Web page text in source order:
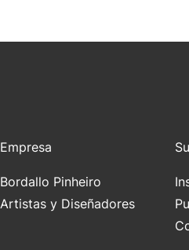
Empresa
Bordallo Pinheiro
Artistas y Diseñadores